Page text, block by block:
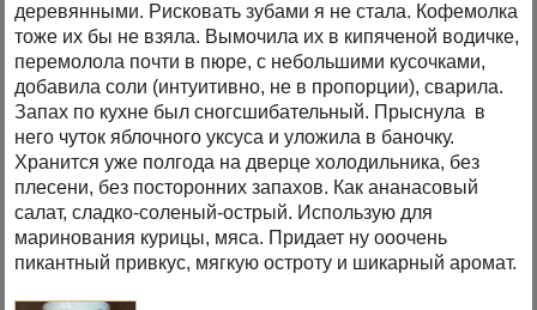
деревянными. Рисковать зубами я не стала. Кофемолка
тоже их бы не взяла. Вымочила их в кипяченой водичке,
перемолола почти в пюре, с небольшими кусочками,
добавила соли (интуитивно, не в пропорции), сварила.
Запах по кухне был сногсшибательный. Прыснула в
него чуток яблочного уксуса и уложила в баночку.
Хранится уже полгода на дверце холодильника, без
плесени, без посторонних запахов. Как ананасовый
салат, сладко-соленый-острый. Использую для
маринования курицы, мяса. Придает ну ооочень
пикантный привкус, мягкую остроту и шикарный аромат.